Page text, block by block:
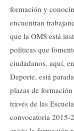
formación y
encuentran
que la OMS está
políticas que
ciudadanos, aquí,
Deporte, está
plazas de
través de las
convocatoria 2015-